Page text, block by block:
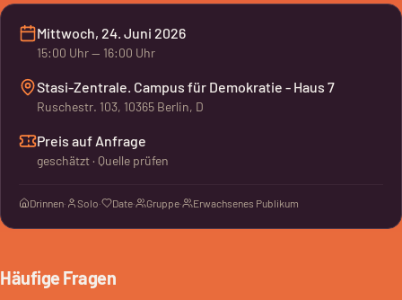
Mittwoch, 24. Juni 2026
15:00 Uhr— 16:00 Uhr
Stasi-Zentrale. Campus für Demokratie - Haus 7
Ruschestr. 103, 10365 Berlin, D
Preis auf Anfrage
geschätzt · Quelle prüfen
Drinnen· Solo· Date· Gruppe· Erwachsenes Publikum
Häufige Fragen